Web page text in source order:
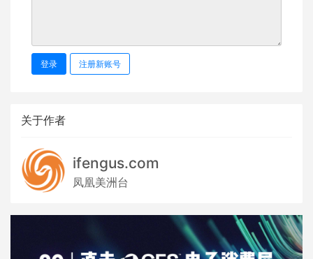
登录 注册新账号
关于作者
ifengus.com
凤凰美洲台